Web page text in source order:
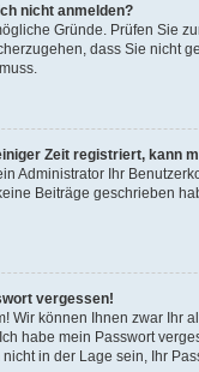
nicht anmelden?
Gründe. Prüfen Sie
dass Sie nicht
Zeit registriert, kann
Administrator Ihr
Beiträge geschrieben
vergessen!
Wir können Ihnen zwar Ihr
habe mein Passwort
in der Lage sein, Ihr